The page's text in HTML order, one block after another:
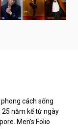
phong cách sống
25 năm kể từ ngày
Men’s Folio